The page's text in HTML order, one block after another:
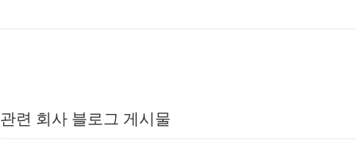
관련 회사 블로그 게시물